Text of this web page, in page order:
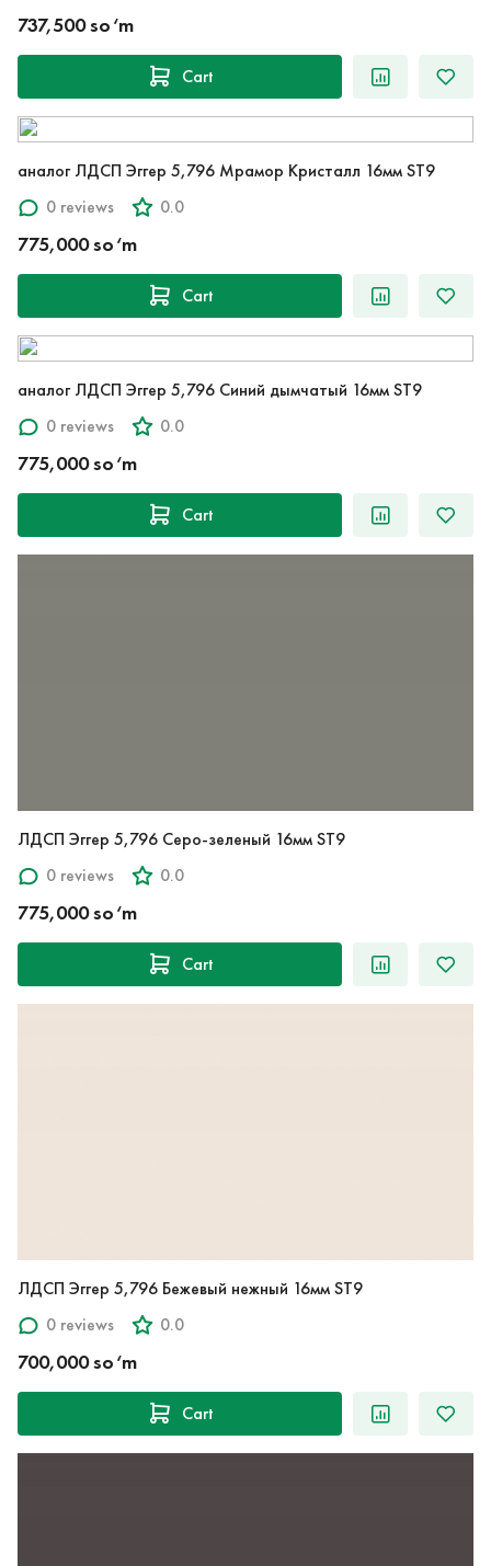
737,500 so‘m
Cart
аналог ЛДСП Эггер 5,796 Мрамор Кристалл 16мм ST9
0 reviews
0.0
775,000 so‘m
Cart
аналог ЛДСП Эггер 5,796 Синий дымчатый 16мм ST9
0 reviews
0.0
775,000 so‘m
Cart
ЛДСП Эггер 5,796 Серо-зеленый 16мм ST9
0 reviews
0.0
775,000 so‘m
Cart
ЛДСП Эггер 5,796 Бежевый нежный 16мм ST9
0 reviews
0.0
700,000 so‘m
Cart